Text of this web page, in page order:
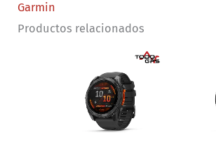
(14
mm)
componentes
Garmin
Productos relacionados